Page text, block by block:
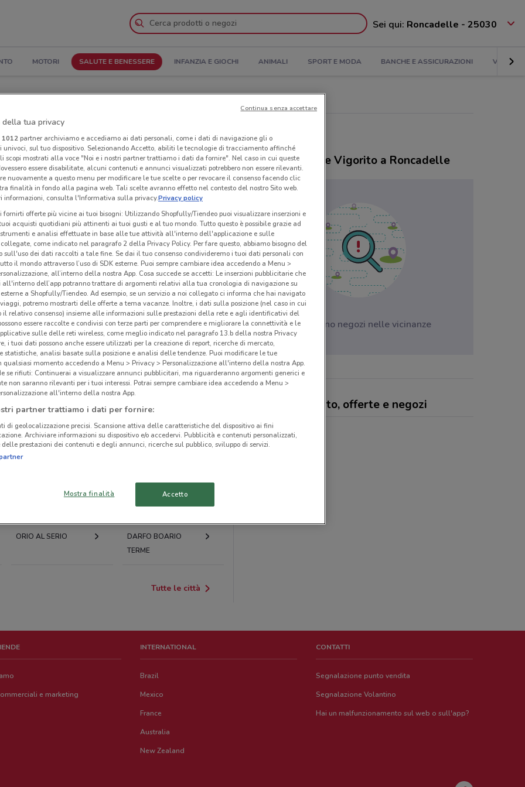
Sei qui: Roncadelle - 25030
MOTORI SALUTE E BENESSERE INFANZIA E GIOCHI ANIMALI SPORT E MODA BANCHE E ASSICURAZIONI VIAGGI
di apertura e Indirizzi
Negozi Farmacie Vigorito a Roncadelle
volantini nella tua zona. Riprova più tardi.
MAZZANO ERBUSCO
CASTIGLIONE DELLE
DESENZANO DEL
GARDA
ORIO AL SERIO
DARFO BOARIO
TERME
Tutte le città
Negozi Farmacie Vigorito a Roncadelle
Non ci sono negozi nelle vicinanze
Farmacie Vigorito, offerte e negozi
e marketing
INTERNATIONAL
Brazil
Mexico
France
Australia
New Zealand
CONTATTI
Segnalazione punto vendita
Segnalazione Volantino
Hai un malfunzionamento sul web o sull'app?
della tua privacy
1012partner archiviamo e accediamo ai dati personali, come i dati di navigazione gli o
sul tuo dispositivo. Selezionando Accetto, abiliti le tecnologie di tracciamento affinché
scopi mostrati alla voce "Noi e i nostri partner trattiamo i dati da fornire". Nel caso in cui queste
essere disabilitate, alcuni contenuti e annunci visualizzati potrebbero non essere rilevanti.
nuovamente a questo menu per modificare le tue scelte o per revocare il consenso facendo clic
finalità in fondo alla pagina web. Tali scelte avranno effetto nel contesto del nostro Sito web.
informazioni, consulta l'Informativa sulla privacy.Privacy policy
fornirti offerte più vicine ai tuoi bisogni: Utilizzando Shopfully/Tiendeo puoi visualizzare inserzioni e
acquisti quotidiani più attinenti ai tuoi gusti e al tuo mondo. Tutto questo è possibile grazie ad
e analisi effettuate in base alle tue attività all'interno dell'applicazione e sulle
come indicato nel paragrafo 2 della Privacy Policy. Per fare questo, abbiamo bisogno del
sull'uso dei dati raccolti a tale fine. Se dai il tuo consenso condivideremo i tuoi dati personali con
il mondo attraverso l’uso di SDK esterne. Puoi sempre cambiare idea accedendo a Menu >
all’interno della nostra App. Cosa succede se accetti: Le inserzioni pubblicitarie che
all'interno dell’app potranno trattare di argomenti relativi alla tua cronologia di navigazione su
a Shopfully/Tiendeo. Ad esempio, se un servizio a noi collegato ci informa che hai navigato
potremo mostrarti delle offerte a tema vacanze. Inoltre, i dati sulla posizione (nel caso in cui
il relativo consenso) insieme alle informazioni sulle prestazioni della rete e agli identificativi del
essere raccolte e condivisi con terze parti per comprendere e migliorare la connettività e le
sulle delle reti wireless, come meglio indicato nel paragrafo 13.b della nostra Privacy
i tuoi dati possono anche essere utilizzati per la creazione di report, ricerche di mercato,
statistiche, analisi basate sulla posizione e analisi delle tendenze. Puoi modificare le tue
qualsiasi momento accedendo a Menu > Privacy > Personalizzazione all'interno della nostra App.
se rifiuti: Continuerai a visualizzare annunci pubblicitari, ma riguarderanno argomenti generici e
non saranno rilevanti per i tuoi interessi. Potrai sempre cambiare idea accedendo a Menu >
all'interno della nostra App.
partner trattiamo i dati per fornire:
di geolocalizzazione precisi. Scansione attiva delle caratteristiche del dispositivo ai fini
Archiviare informazioni su dispositivo e/o accedervi. Pubblicità e contenuti personalizzati,
prestazioni dei contenuti e degli annunci, ricerche sul pubblico, sviluppo di servizi.
Mostra finalità Accetto
Continua senza accettare